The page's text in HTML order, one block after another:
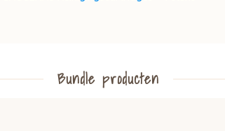
Bundle producten